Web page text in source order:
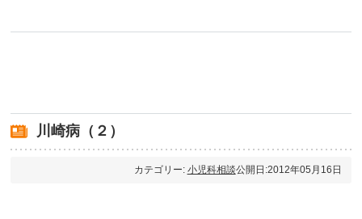
川崎病（２）
カテゴリー: 小児科相談公開日:2012年05月16日